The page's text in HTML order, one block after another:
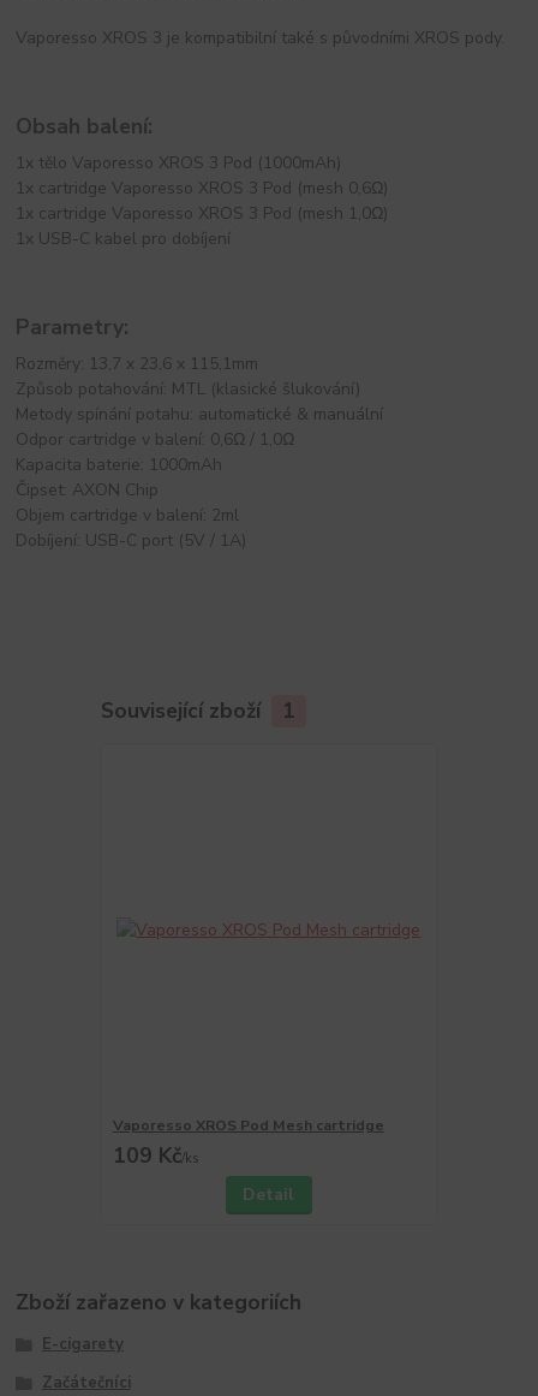
Vaporesso XROS 3 je kompatibilní také s původními XROS pody.
Obsah balení:
1x tělo Vaporesso XROS 3 Pod (1000mAh)
1x cartridge Vaporesso XROS 3 Pod (mesh 0,6Ω)
1x cartridge Vaporesso XROS 3 Pod (mesh 1,0Ω)
1x USB-C kabel pro dobíjení
Parametry:
Rozměry: 13,7 x 23,6 x 115,1mm
Způsob potahování: MTL (klasické šlukování)
Metody spínání potahu: automatické & manuální
Odpor cartridge v balení: 0,6Ω / 1,0Ω
Kapacita baterie: 1000mAh
Čipset: AXON Chip
Objem cartridge v balení: 2ml
Dobíjení: USB-C port (5V / 1A)
Související zboží 1
Vaporesso XROS Pod Mesh cartridge
109 Kč/ks
Detail
Zboží zařazeno v kategoriích
E-cigarety
Začátečníci